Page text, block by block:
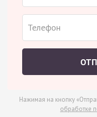
Нажимая на кнопку
обработке